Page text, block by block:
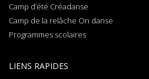
Camp d’été Créadanse
Camp de la relâche On danse
Programmes scolaires
LIENS RAPIDES